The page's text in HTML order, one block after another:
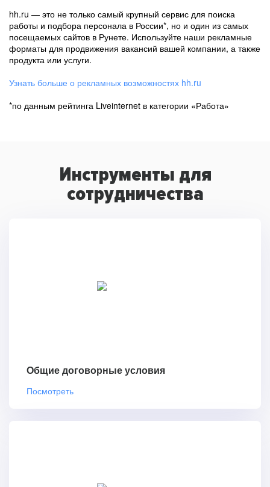
hh.ru — это не только самый крупный сервис для поиска
работы и подбора персонала в России*, но и один из самых
посещаемых сайтов в Рунете. Используйте наши рекламные
форматы для продвижения вакансий вашей компании, а также
продукта или услуги.
Узнать больше о рекламных возможностях hh.ru
*по данным рейтинга Liveinternet в категории «Работа»
Инструменты для
сотрудничества
Общие договорные условия
Посмотреть